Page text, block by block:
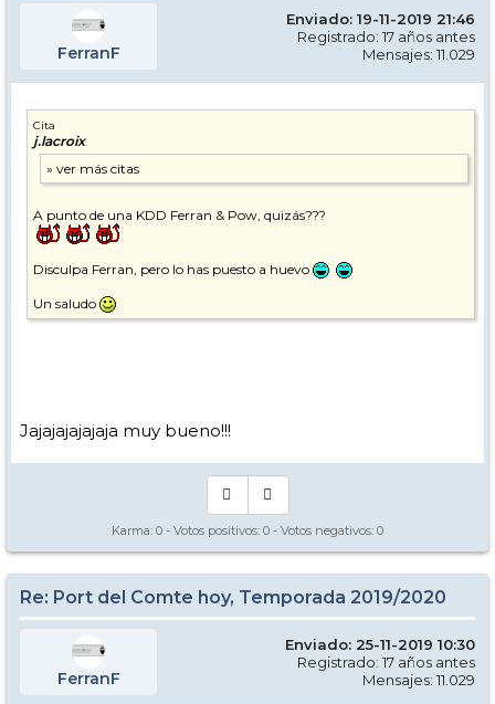
FerranF
Enviado: 19-11-2019 21:46
Registrado: 17 años antes
Mensajes: 11.029
Cita
j.lacroix
A punto de una KDD Ferran & Pow, quizás???
Disculpa Ferran, pero lo has puesto a huevo
Un saludo
Jajajajajajaja muy bueno!!!
Karma: 0 - Votos positivos: 0 - Votos negativos: 0
Re: Port del Comte hoy, Temporada 2019/2020
FerranF
Enviado: 25-11-2019 10:30
Registrado: 17 años antes
Mensajes: 11.029